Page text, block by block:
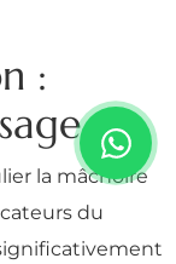
:
la mâchoire
du